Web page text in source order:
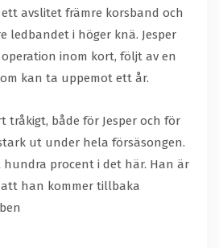
avslitet främre korsband och
ledbandet i höger knä. Jesper
inom kort, följt av en
kan ta uppemot ett år.
tråkigt, både för Jesper och för
ut under hela försäsongen.
procent i det här. Han är
att han kommer tillbaka